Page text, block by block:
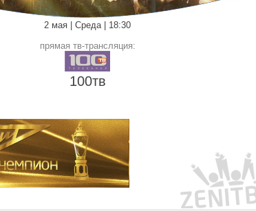
2 мая | Среда | 18:30
прямая тв-трансляция:
100тв